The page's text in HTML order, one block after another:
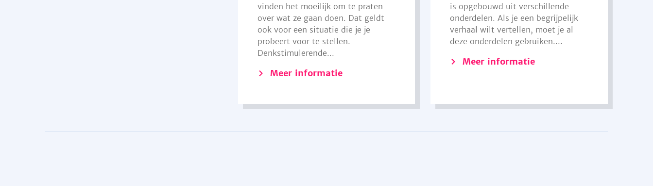
vinden het moeilijk om te praten
over wat ze gaan doen. Dat geldt
ook voor een situatie die je je
probeert voor te stellen.
Denkstimulerende...
Meer informatie
is opgebouwd uit verschillende
onderdelen. Als je een begrijpelijk
verhaal wilt vertellen, moet je al
deze onderdelen gebruiken....
Meer informatie